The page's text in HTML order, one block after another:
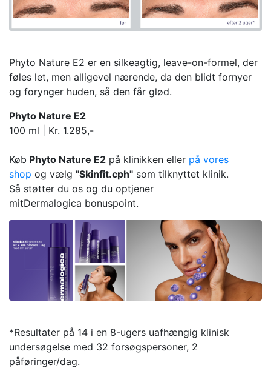
Phyto Nature E2 er en silkeagtig, leave-on-formel, der
føles let, men alligevel nærende, da den blidt fornyer
og forynger huden, så den får glød.
Phyto Nature E2​
100 ml | Kr. 1.285,-
Køb Phyto Nature E2​​​ på klinikken eller på vores
shop og vælg "Skinfit.cph" som tilknyttet klinik.
Så støtter du os og du optjener
mitDermalogica bonuspoint.
*Resultater på 14 i en 8-ugers uafhængig klinisk
undersøgelse med 32 forsøgspersoner, 2
påføringer/dag.